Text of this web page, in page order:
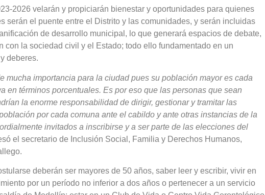
2026 velarán y propiciarán bienestar y oportunidades para quienes
serán el puente entre el Distrito y las comunidades, y serán incluidas
de desarrollo municipal, lo que generará espacios de debate,
con la sociedad civil y el Estado; todo ello fundamentado en un
deberes.
mucha importancia para la ciudad pues su población mayor es cada
en términos porcentuales. Es por eso que las personas que sean
la enorme responsabilidad de dirigir, gestionar y tramitar las
por cada comuna ante el cabildo y ante otras instancias de la
invitados a inscribirse y a ser parte de las elecciones del
el secretario de Inclusión Social, Familia y Derechos Humanos,
deberán ser mayores de 50 años, saber leer y escribir, vivir en
por un período no inferior a dos años o pertenecer a un servicio